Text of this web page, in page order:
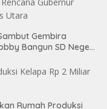
Gembira
Bangun SD Negeri
Rumah Produksi